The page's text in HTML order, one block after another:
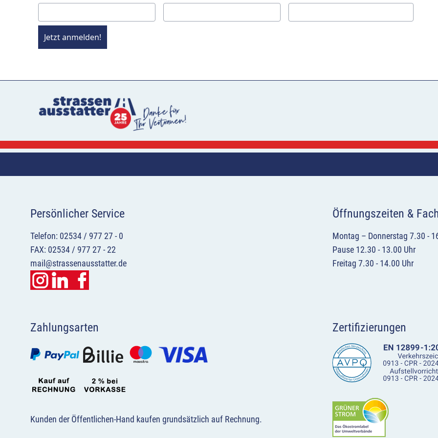
Jetzt anmelden!
Persönlicher Service
Telefon: 02534 / 977 27 - 0
FAX: 02534 / 977 27 - 22
mail@strassenausstatter.de
Öffnungszeiten &
Montag – Donnerstag 7.30 -
Pause 12.30 - 13.00 Uhr
Freitag 7.30 - 14.00 Uhr
Zahlungsarten
Kunden der Öffentlichen-Hand kaufen grundsätzlich auf Rechnung.
Zertifizierungen